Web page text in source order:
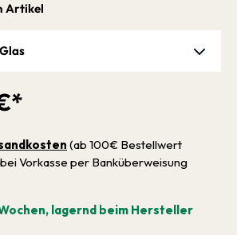
(ab 100€ Bestellwert
Vorkasse per Banküberweisung
lagernd beim Hersteller
Artikel
Glas